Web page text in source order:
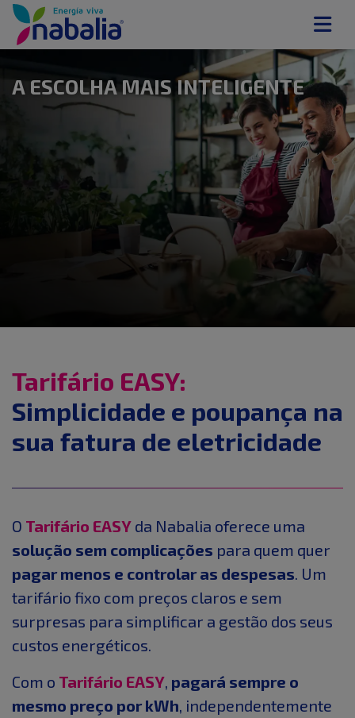
A ESCOLHA MAIS INTELIGENTE
Tarifário EASY:
Simplicidade e poupança na
sua fatura de eletricidade
O Tarifário EASY da Nabalia oferece uma
solução sem complicações para quem quer
pagar menos e controlar as despesas. Um
tarifário fixo com preços claros e sem
surpresas para simplificar a gestão dos seus
custos energéticos.
Com o Tarifário EASY, pagará sempre o
mesmo preço por kWh, independentemente